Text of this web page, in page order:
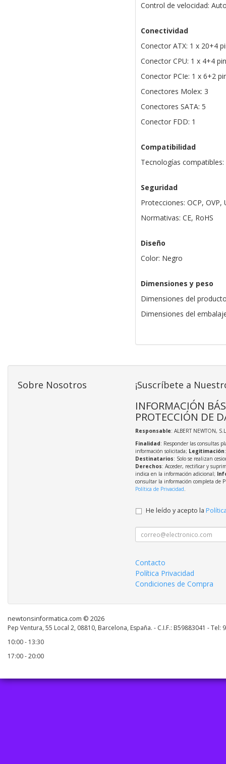
Control de velocidad:
Conectividad
Conector ATX: 1 x 20+4
Conector CPU: 1 x 4+4
Conector PCIe: 1 x 6+2
Conectores Molex: 3
Conectores SATA: 5
Conector FDD: 1
Compatibilidad
Tecnologías
Seguridad
Protecciones: OCP, OVP,
Normativas: CE, RoHS
Diseño
Color: Negro
Dimensiones y peso
Dimensiones del
Dimensiones del
Sobre Nosotros ¡Suscríbete a
INFORMACIÓN
PROTECCIÓN DE
Responsable: ALBERT NEWTON,
Finalidad: Responder las consultas
información solicitada; Legitimación
Destinatarios: Solo se realizan
Derechos: Acceder, rectificar y
indica en la información adicional;
consultar la información completa de
Política de Privacidad.
He leído y acepto la
Contacto
Política Privacidad
Condiciones de Compra
newtonsinformatica.com © 2026
Pep Ventura, 55 Local 2, 08810, Barcelona, España. - C.I.F.: B59883041 - Tel:
10:00 - 13:30
17:00 - 20:00